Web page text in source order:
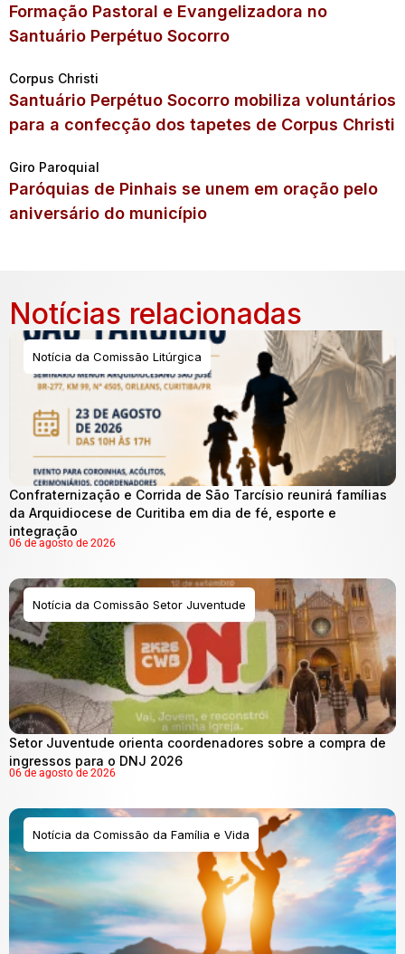
Formação Pastoral e Evangelizadora no
Santuário Perpétuo Socorro
Corpus Christi
Santuário Perpétuo Socorro mobiliza voluntários
para a confecção dos tapetes de Corpus Christi
Giro Paroquial
Paróquias de Pinhais se unem em oração pelo
aniversário do município
Notícias relacionadas
Notícia da Comissão Litúrgica
Confraternização e Corrida de São Tarcísio reunirá famílias
da Arquidiocese de Curitiba em dia de fé, esporte e
integração
06 de agosto de 2026
Notícia da Comissão Setor Juventude
Setor Juventude orienta coordenadores sobre a compra de
ingressos para o DNJ 2026
06 de agosto de 2026
Notícia da Comissão da Família e Vida